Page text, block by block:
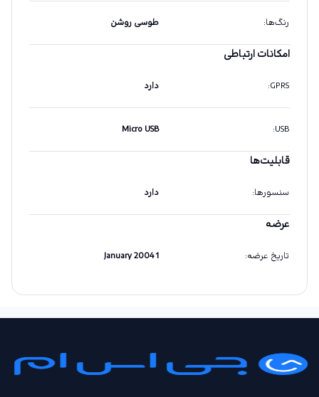
رنگ‌ها: طوسی روشن
امکانات ارتباطی
GPRS
: دارد
USB
:
Micro USB
قابلیت‌ها
سنسورها: دارد
عرضه
تاریخ عرضه:
1 January 2004